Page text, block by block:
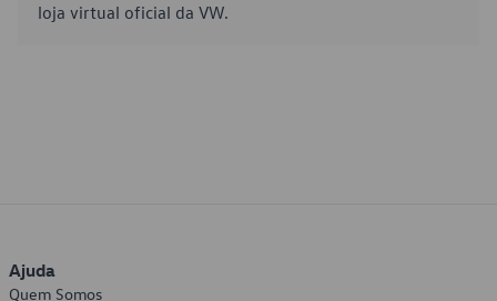
loja virtual oficial da VW.
Ajuda
Quem Somos